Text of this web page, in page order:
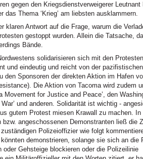
gegen den Kriegsdienstverweigerer Leutnant
Thema ‘Krieg’ am liebsten ausklammern.
klaren Antwort auf die Frage, warum die
gestoppt wurden. Allein die Tatsache,
Bände.
solidarisieren sich mit den
und eindeutig und reicht von der
den Sponsoren der direkten Aktion im Hafen
Die Aktion von Tacoma wird zudem
Movement for Justice and Peace’, den
und anderen. Solidarität ist wichtig -
gutem Protest miesen Krawall zu machen.
angeschossenen Demonstranten ließ die
Polizeioffizier wie folgt
demonstrieren, solange sie sich an die
Gehsteige blockieren oder die Polizeilinie